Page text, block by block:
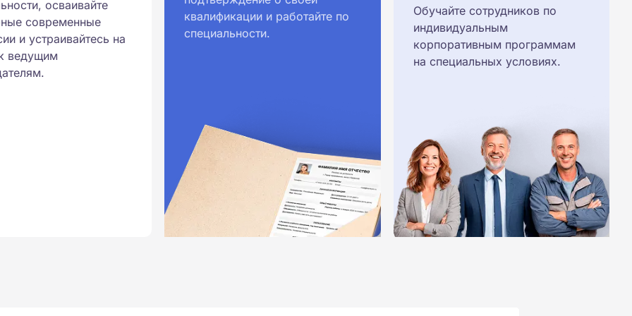
образования.
принимаются
осваивайте
современные
и устраивайтесь на
ведущим
квалификации и работайте по
специальности.
Обучайте сотрудников по
индивидуальным
корпоративным программам
на специальных условиях.